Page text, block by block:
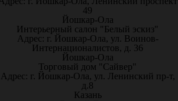
49
Йошкар-Ола
Интерьерный салон "Белый эскиз"
Адрес: г. Йошкар-Ола, ул. Воинов-
Интернационалистов, д. 36
Йошкар-Ола
Торговый дом "Сайвер"
Адрес: г. Йошкар-Ола, ул. Ленинский пр-т,
д.8
Казань